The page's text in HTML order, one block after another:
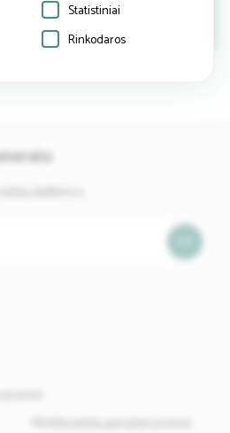
Jums aktualius skelbimus.
galite paspaudę
Statistiniai
Rinkodaros